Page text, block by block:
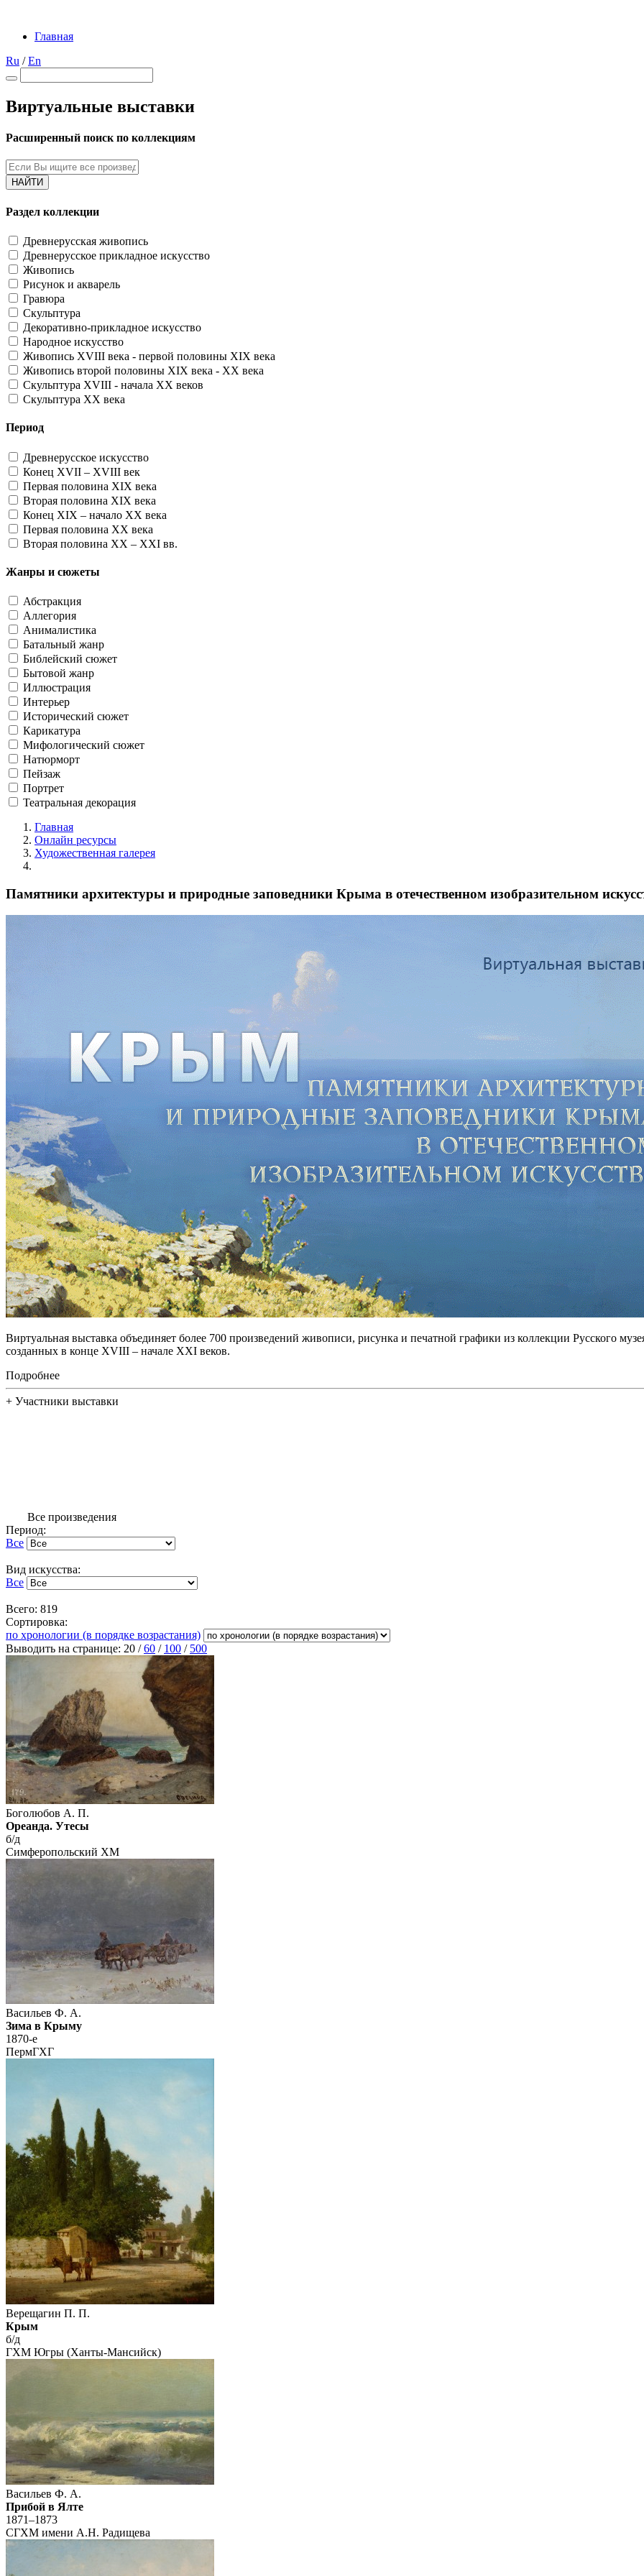
Главная
Ru /En
Виртуальные выставки
Расширенный поиск по коллекциям
НАЙТИ
Раздел коллекции
Древнерусская живопись
Древнерусское прикладное искусство
Живопись
Рисунок и акварель
Гравюра
Скульптура
Декоративно-прикладное искусство
Народное искусство
Живопись XVIII века - первой половины XIX века
Живопись второй половины XIX века - XX века
Скульптура XVIII - начала XX веков
Скульптура XX века
Период
Древнерусское искусство
Конец XVII – XVIII век
Первая половина XIX века
Вторая половина XIX века
Конец XIX – начало XX века
Первая половина XX века
Вторая половина XX – XXI вв.
Жанры и сюжеты
Абстракция
Аллегория
Анималистика
Батальный жанр
Библейский сюжет
Бытовой жанр
Иллюстрация
Интерьер
Исторический сюжет
Карикатура
Мифологический сюжет
Натюрморт
Пейзаж
Портрет
Театральная декорация
Главная
Онлайн ресурсы
Художественная галерея
Памятники архитектуры и природные заповедники Крыма в отечественном изобразительном
Виртуальная выставка объединяет более 700 произведений живописи, рисунка и печатной графики из коллекции Русского
созданных в конце XVIII – начале XXI веков.
Подробнее
+ Участники выставки
Все произведения
Период:
Все
Вид искусства:
Все
Всего: 819
Сортировка:
по хронологии (в порядке возрастания)
Выводить на странице: 20 /60 / 100 / 500
Боголюбов А. П.
Ореанда. Утесы
б/д
Симферопольский ХМ
Васильев Ф. А.
Зима в Крыму
1870-е
ПермГХГ
Верещагин П. П.
Крым
б/д
ГХМ Югры (Ханты-Мансийск)
Васильев Ф. А.
Прибой в Ялте
1871–1873
СГХМ имени А.Н. Радищева